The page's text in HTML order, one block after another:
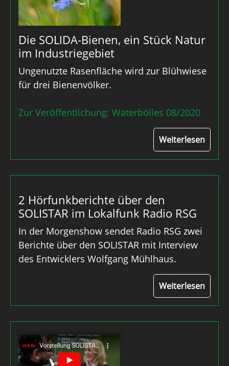
Die SOLIDA-Bienen, ein Stück Natur
im Industriegebiet
Ungenutzte Rasenfläche wird zur Blühwiese
für drei Bienenvölker.
Zur Veröffentlichung: Waterbölles 08/2020
Weiterlesen
2 Hörfunkberichte über den
SOLISTAR im Lokalfunk Radio RSG
In der Morgenshow sendet Radio RSG zwei
Berichte über den SOLISTAR mit Interview
des Entwicklers Wolfgang Mühlhaus.
Weiterlesen